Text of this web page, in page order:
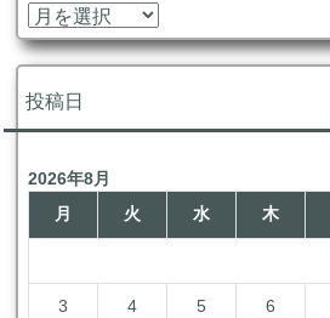
ア
ー
カ
イ
ブ
投稿日
2026年8月
月
火 水 木
3 4 5 6